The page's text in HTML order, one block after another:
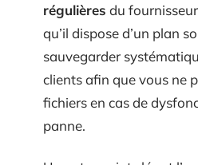
régulières du
qu’il dispose d’un plan
sauvegarder
clients afin que vous ne
fichiers en cas de
panne.